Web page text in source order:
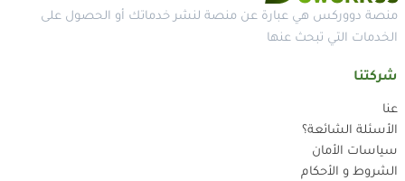
منصة دووركس هي عبارة عن منصة لنشر خدماتك أو الحصول على
الخدمات التي تبحث عنها
شركتنا
عنا
الأسئلة الشائعة؟
سياسات الأمان
الشروط و الأحكام